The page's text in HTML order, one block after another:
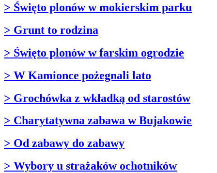
> Święto plonów w mokierskim parku
> Grunt to rodzina
> Święto plonów w farskim ogrodzie
> W Kamionce pożegnali lato
> Grochówka z wkładką od starostów
> Charytatywna zabawa w Bujakowie
> Od zabawy do zabawy
> Wybory u strażaków ochotników